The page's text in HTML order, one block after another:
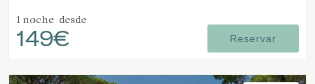
1 noche desde
149€ Reservar